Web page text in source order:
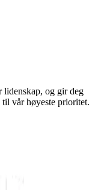
lidenskap, og gir deg
vår høyeste prioritet.